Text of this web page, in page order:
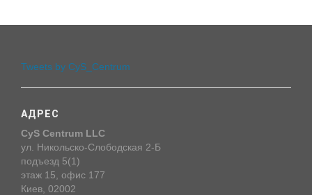
Tweets by CyS_Centrum
АДРЕС
CyS Centrum LLC
ул. Никольско-Слободская 2-Б
подъезд 5(1)
этаж 15, офис 177
Киев, 02002